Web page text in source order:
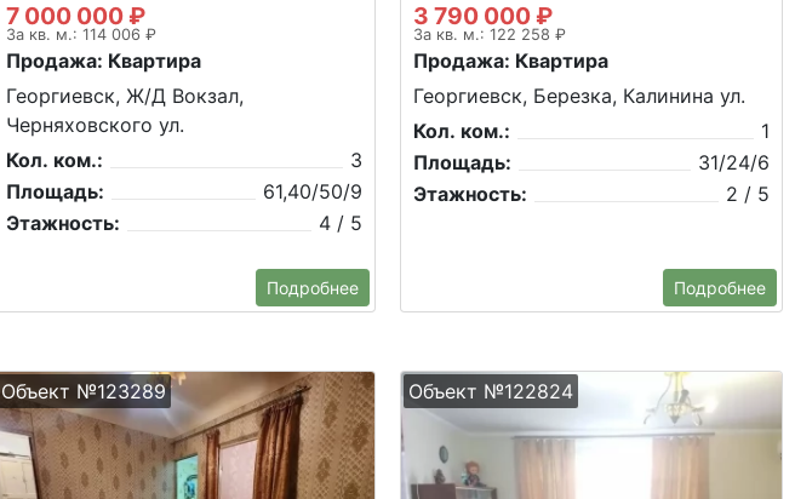
7 000 000 ₽
За кв. м.: 114 006 ₽
Продажа: Квартира
Георгиевск, Ж/Д Вокзал,
Черняховского ул.
Кол. ком.:
3
Площадь:
61,40/50/9
Этажность:
4 / 5
Подробнее
3 790 000 ₽
За кв. м.: 122 258 ₽
Продажа: Квартира
Георгиевск, Березка, Калинина ул.
Кол. ком.:
1
Площадь:
31/24/6
Этажность:
2 / 5
Подробнее
Объект №123289 Объект №122824